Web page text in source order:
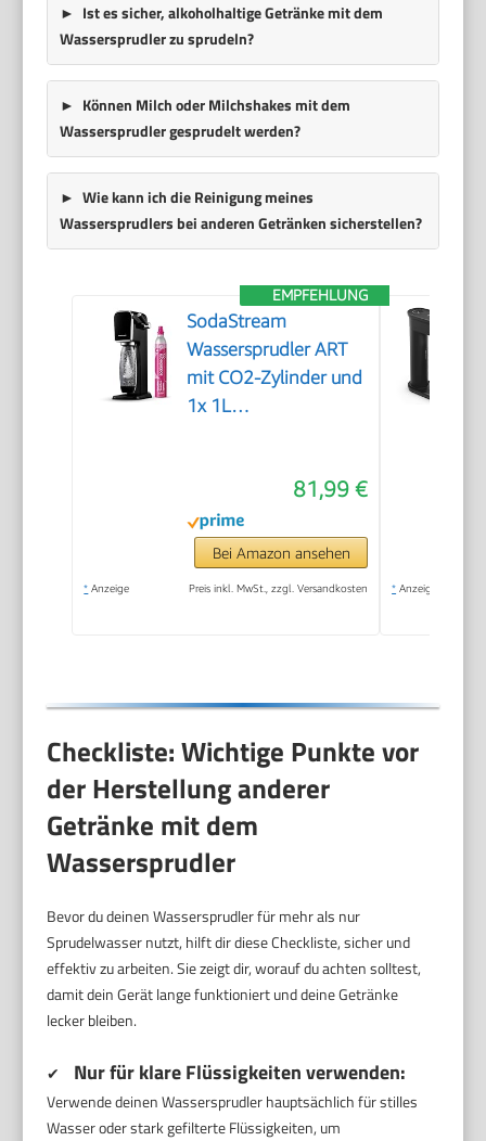
Ist es sicher, alkoholhaltige Getränke mit dem
Wassersprudler zu sprudeln?
Können Milch oder Milchshakes mit dem
Wassersprudler gesprudelt werden?
Wie kann ich die Reinigung meines
Wassersprudlers bei anderen Getränken sicherstellen?
EMPFEHLUNG
SodaStream
Wassersprudler ART
mit CO2-Zylinder und
1x 1L
Höhe 44cm, Schwarz,
44 cm
81,99 €
Bei Amazon ansehen
* Anzeige Preis inkl. MwSt., zzgl. Versandkosten * Anzeige
Checkliste: Wichtige Punkte vor
der Herstellung anderer
Getränke mit dem
Wassersprudler
Bevor du deinen Wassersprudler für mehr als nur
Sprudelwasser nutzt, hilft dir diese Checkliste, sicher und
effektiv zu arbeiten. Sie zeigt dir, worauf du achten solltest,
damit dein Gerät lange funktioniert und deine Getränke
lecker bleiben.
✔ Nur für klare Flüssigkeiten verwenden:
Verwende deinen Wassersprudler hauptsächlich für stilles
Wasser oder stark gefilterte Flüssigkeiten, um